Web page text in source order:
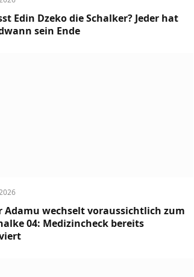
Edin Dzeko die Schalker? Jeder hat
sein Ende
Adamu wechselt voraussichtlich zum
04: Medizincheck bereits